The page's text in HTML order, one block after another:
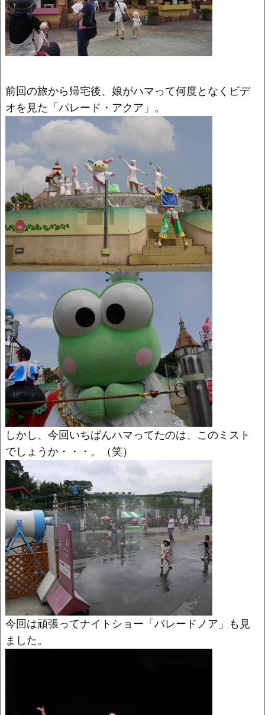
前回の旅から帰宅後、娘がハマって何度となくビデ
オを見た「パレード・アクア」。
しかし、今回いちばんハマってたのは、このミスト
でしょうか・・・。（笑）
今回は頑張ってナイトショー「パレードノア」も見
ました。